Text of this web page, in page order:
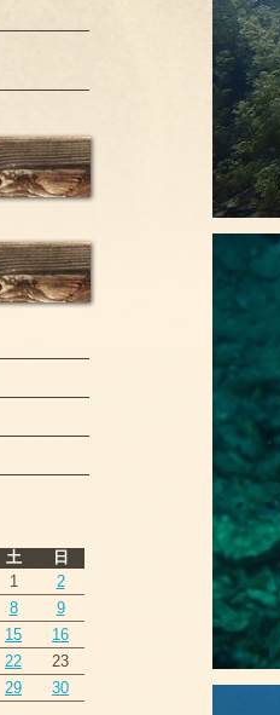
土
日
1
2
8
9
15
16
22
23
29
30